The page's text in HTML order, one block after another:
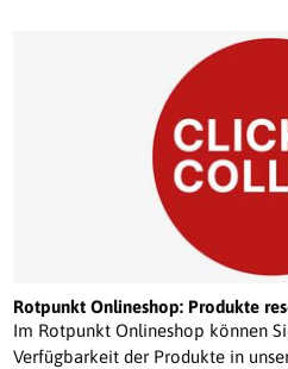
Rotpunkt Onlineshop: Produkte
Im Rotpunkt Onlineshop können
Verfügbarkeit der Produkte in